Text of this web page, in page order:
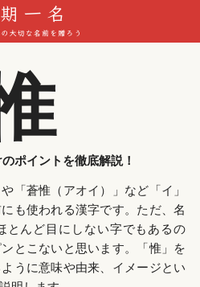
ポイントを徹底解説！
「蒼惟（アオイ）」など「イ」
も使われる漢字です。ただ、名
とんど目にしない字でもあるの
とこないと思います。「惟」を
うに意味や由来、イメージとい